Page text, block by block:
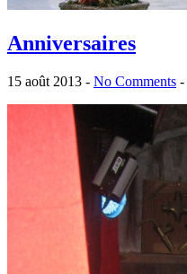
Anniversaires
15 août 2013 - No Comments -